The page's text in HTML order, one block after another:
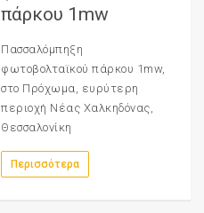
πάρκου 1mw
Πασσαλόμπηξη
φωτοβολταϊκού πάρκου 1mw,
στο Πρόχωμα, ευρύτερη
περιοχή Νέας Χαλκηδόνας,
Θεσσαλονίκη
Περισσότερα